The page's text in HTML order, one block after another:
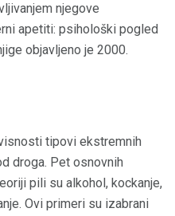
njegove
apetiti: psihološki pogled
objavljeno je 2000.
tipovi ekstremnih
droga. Pet osnovnih
pili su alkohol, kockanje,
Ovi primeri su izabrani